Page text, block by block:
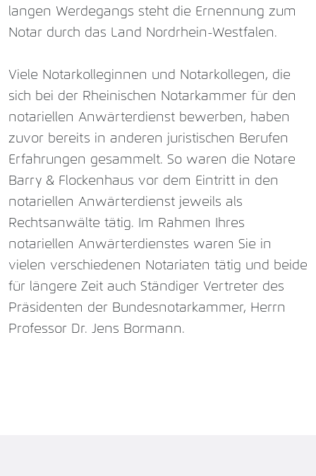
langen Werdegangs steht die Ernennung zum
Notar durch das Land Nordrhein-Westfalen.
Viele Notarkolleginnen und Notarkollegen, die
sich bei der Rheinischen Notarkammer für den
notariellen Anwärterdienst bewerben, haben
zuvor bereits in anderen juristischen Berufen
Erfahrungen gesammelt. So waren die Notare
Barry & Flockenhaus vor dem Eintritt in den
notariellen Anwärterdienst jeweils als
Rechtsanwälte tätig. Im Rahmen Ihres
notariellen Anwärterdienstes waren Sie in
vielen verschiedenen Notariaten tätig und beide
für längere Zeit auch Ständiger Vertreter des
Präsidenten der Bundesnotarkammer, Herrn
Professor Dr. Jens Bormann.